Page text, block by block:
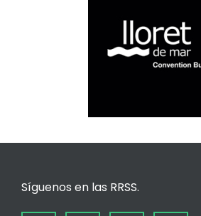
Síguenos en las RRSS.